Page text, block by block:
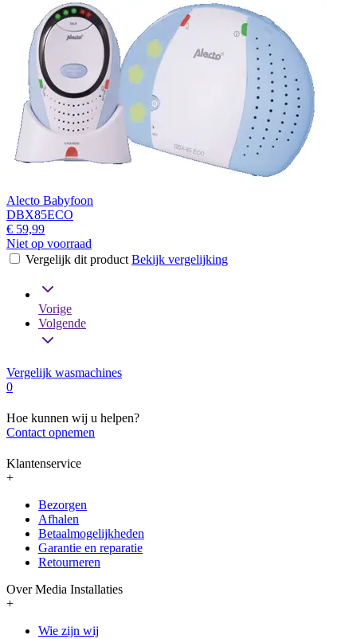
Alecto Babyfoon
DBX85ECO
€ 59,99
Niet op voorraad
Vergelijk dit product Bekijk vergelijking
Vorige
Volgende
Vergelijk wasmachines
0
Hoe kunnen wij u helpen?
Contact opnemen
Klantenservice
+
Bezorgen
Afhalen
Betaalmogelijkheden
Garantie en reparatie
Retourneren
Over Media Installaties
+
Wie zijn wij